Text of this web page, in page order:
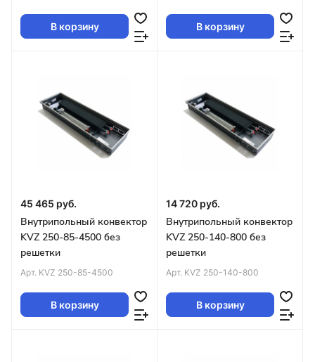
В корзину В корзину
45 465 руб.
Внутрипольный конвектор
KVZ 250-85-4500 без
решетки
Арт. KVZ 250-85-4500
В корзину
14 720 руб.
Внутрипольный конвектор
KVZ 250-140-800 без
решетки
Арт. KVZ 250-140-800
В корзину